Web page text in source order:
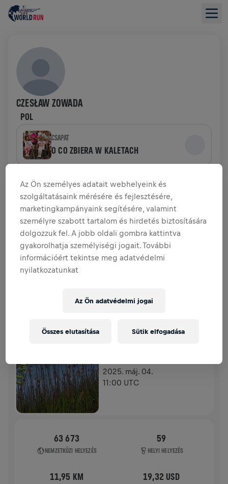
CZESŁAW ZOWADA
POL
CSAPAT
O CO ZBIERA W KALETACH
ADOMÁNYGYŰJTÉS ÁTTEKINTÉSE
0,00 USD GYŰLT ÖSSZE 0,00 USD A CÉLBÓL
ADOMÁNYGYŰJTÉS ADOMÁNYOZÁS
Adományozz a változásért! Az adományod 100%‑át a
gerincvelő‑kutatásra fordítják.
2025. máj. 04.
11:00 UTC
63 673
NEMZETKÖZI HELYEZÉS
59
HELYI HELYEZÉS
11,95 KM 19,32 USD
Az Ön személyes adatait webhelyeink és
szolgáltatásaink mérésére és fejlesztésére,
marketingkampányaink segítésére, valamint
személyre szabott tartalom és hirdetés biztosítására
dolgozzuk fel. A jobb oldali gombra kattintva
gyakorolhatja személyiségi jogait. További
információért tekintse meg adatvédelmi
nyilatkozatunkat
Az Ön adatvédelmi jogai
Összes elutasítása Sütik elfogadása